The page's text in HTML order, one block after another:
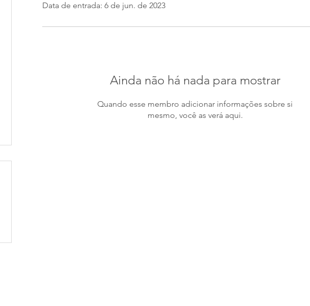
Data de entrada: 6 de jun. de 2023
Ainda não há nada para mostrar
Quando esse membro adicionar informações sobre si
mesmo, você as verá aqui.